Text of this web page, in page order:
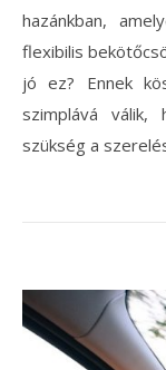
hazánkban,
flexibilis
jó ez? Ennek
szimplává
szükség a